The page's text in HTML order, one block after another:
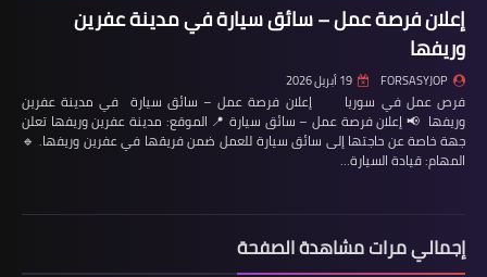
إعلان فرصة عمل – سائق سيارة في مدينة عفرين
وريفها
FORSASYJOP 19 أبريل 2026
فرص عمل في سوريا إعلان فرصة عمل – سائق سيارة في مدينة عفرين
وريفها 📢 إعلان فرصة عمل – سائق سيارة 📍 الموقع: مدينة عفرين وريفها تعلن
جهة خاصة عن حاجتها إلى سائق سيارة للعمل ضمن فريقها في عفرين وريفها. 🔹
المهام: قيادة السيارة…
إجمالي مرات مشاهدة الصفحة